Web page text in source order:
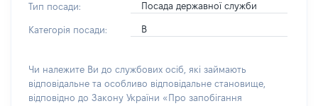
Тип посади: Посада державної служби
Категорія посади: В
Чи належите Ви до службових осіб, які займають
відповідальне та особливо відповідальне становище,
відповідно до Закону України «Про запобігання